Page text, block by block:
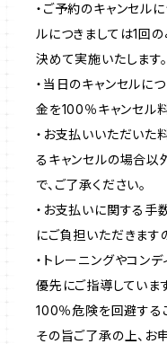
・ご予約のキャンセル
ルにつきましては1回
決めて実施いたします。
・当日のキャンセルに
金を100％キャンセル
・お支払いいただいた
るキャンセルの場合以
で、ご了承ください。
・お支払いに関する手
にご負担いただきます
・トレーニングやコン
優先にご指導していま
100％危険を回避する
その旨ご了承の上、お